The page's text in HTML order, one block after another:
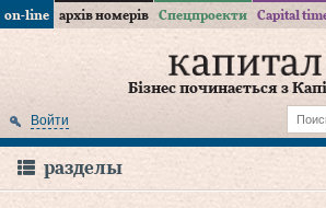
on-line архів номерів Спецпроекти Capital
Бізнес починається з
Войти
разделы